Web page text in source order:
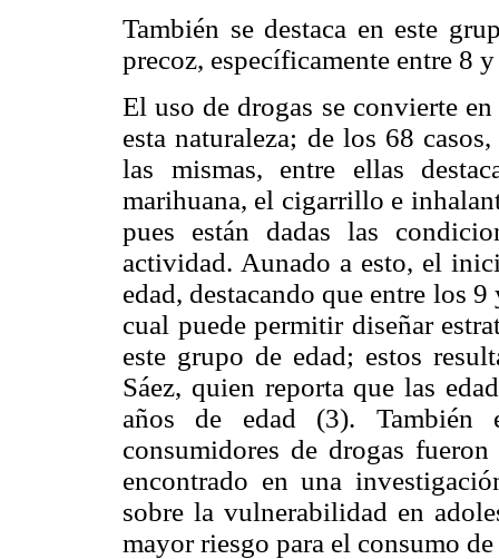
También se destaca en este
precoz, específicamente entre 8
El uso de drogas se convierte
esta naturaleza; de los 68
las mismas, entre ellas
marihuana, el cigarrillo e
pues están dadas las
actividad. Aunado a esto, el
edad, destacando que entre los
cual puede permitir diseñar
este grupo de edad; estos
Sáez, quien reporta que las
años de edad (3). También
consumidores de drogas
encontrado en una
sobre la vulnerabilidad en
mayor riesgo para el consumo